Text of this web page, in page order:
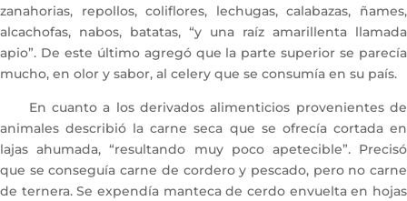
zanahorias, repollos, coliflores, lechugas, calabazas, ñames,
alcachofas, nabos, batatas, “y una raíz amarillenta llamada
apio”. De este último agregó que la parte superior se parecía
mucho, en olor y sabor, al celery que se consumía en su país.
En cuanto a los derivados alimenticios provenientes de
animales describió la carne seca que se ofrecía cortada en
lajas ahumada, “resultando muy poco apetecible”. Precisó
que se conseguía carne de cordero y pescado, pero no carne
de ternera. Se expendía manteca de cerdo envuelta en hojas